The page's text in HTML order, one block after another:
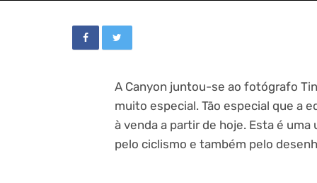
A Canyon juntou-se ao fotógrafo
muito especial. Tão especial que a
à venda a partir de hoje. Esta é
pelo ciclismo e também pelo